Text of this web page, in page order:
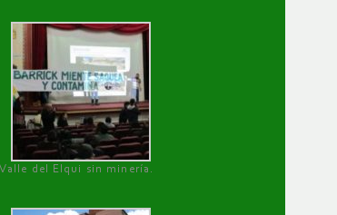
Valle del Elqui sin minería.